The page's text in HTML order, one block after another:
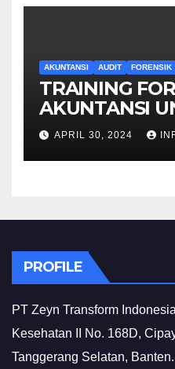
AKUNTANSI AUDIT FORENSIK
TRAINING
AKUNTANSI
INVESTIGATIF
APRIL 30, 2024
PROFILE
PT Zeyn Transform
Kesehatan II No. 168D,
Tanggerang Selatan,